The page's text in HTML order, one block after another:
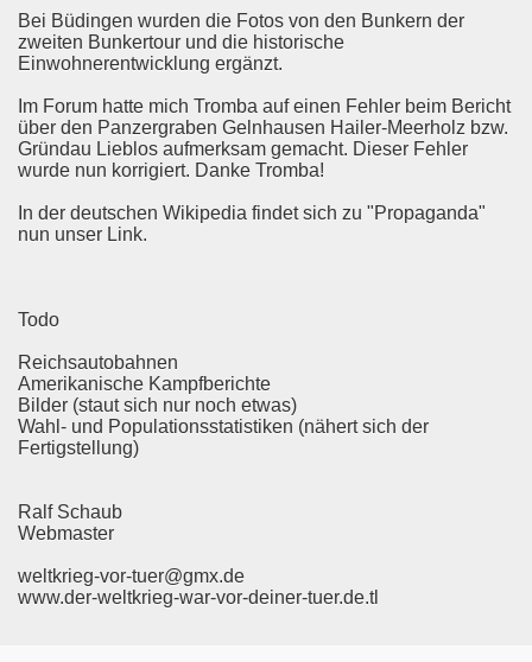
Bei Büdingen wurden die Fotos von den Bunkern der
zweiten Bunkertour und die historische
Einwohnerentwicklung ergänzt.
Im Forum hatte mich Tromba auf einen Fehler beim Bericht
über den Panzergraben Gelnhausen Hailer-Meerholz bzw.
Gründau Lieblos aufmerksam gemacht. Dieser Fehler
wurde nun korrigiert. Danke Tromba!
In der deutschen Wikipedia findet sich zu "Propaganda"
nun unser Link.
Todo
Reichsautobahnen
Amerikanische Kampfberichte
Bilder (staut sich nur noch etwas)
Wahl- und Populationsstatistiken (nähert sich der
Fertigstellung)
Ralf Schaub
Webmaster
weltkrieg-vor-tuer@gmx.de
www.der-weltkrieg-war-vor-deiner-tuer.de.tl